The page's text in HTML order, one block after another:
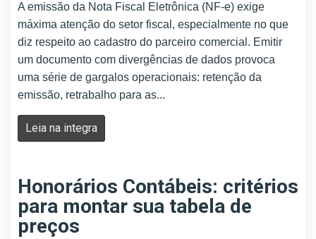
A emissão da Nota Fiscal Eletrônica (NF-e) exige
máxima atenção do setor fiscal, especialmente no que
diz respeito ao cadastro do parceiro comercial. Emitir
um documento com divergências de dados provoca
uma série de gargalos operacionais: retenção da
emissão, retrabalho para as...
Leia na integra
Honorários Contábeis: critérios
para montar sua tabela de
preços